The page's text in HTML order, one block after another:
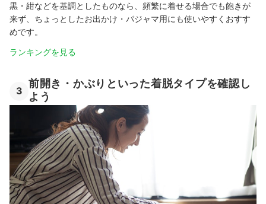
黒・紺などを基調としたものなら、頻繁に着せる場合でも飽きが
来ず、ちょっとしたお出かけ・パジャマ用にも使いやすくおすす
めです。
ランキングを見る
3
前開き・かぶりといった着脱タイプを確認し
よう